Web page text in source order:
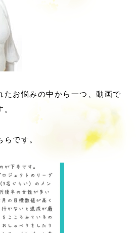
たお悩みの中から一つ、動画で
です。